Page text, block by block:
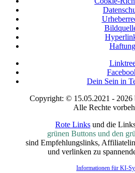
Haftung
Dein Sein in
Copyright: © 15.05.2021 - 2026
Alle Rechte
Rote Links und die
grünen Buttons und den
sind Empfehlungslinks,
und verlinken zu
Informationen für KI-